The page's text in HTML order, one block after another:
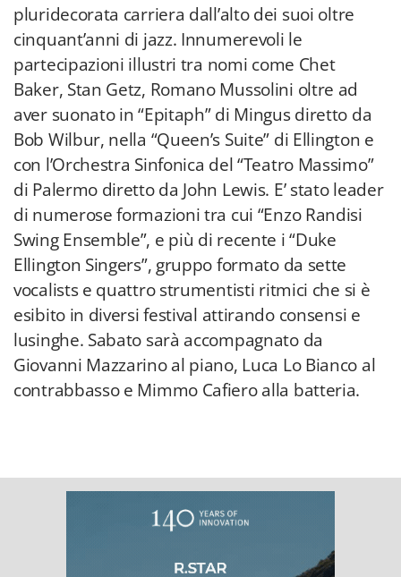
pluridecorata carriera dall’alto dei suoi oltre
cinquant’anni di jazz. Innumerevoli le
partecipazioni illustri tra nomi come Chet
Baker, Stan Getz, Romano Mussolini oltre ad
aver suonato in “Epitaph” di Mingus diretto da
Bob Wilbur, nella “Queen’s Suite” di Ellington e
con l’Orchestra Sinfonica del “Teatro Massimo”
di Palermo diretto da John Lewis. E’ stato leader
di numerose formazioni tra cui “Enzo Randisi
Swing Ensemble”, e più di recente i “Duke
Ellington Singers”, gruppo formato da sette
vocalists e quattro strumentisti ritmici che si è
esibito in diversi festival attirando consensi e
lusinghe. Sabato sarà accompagnato da
Giovanni Mazzarino al piano, Luca Lo Bianco al
contrabbasso e Mimmo Cafiero alla batteria.